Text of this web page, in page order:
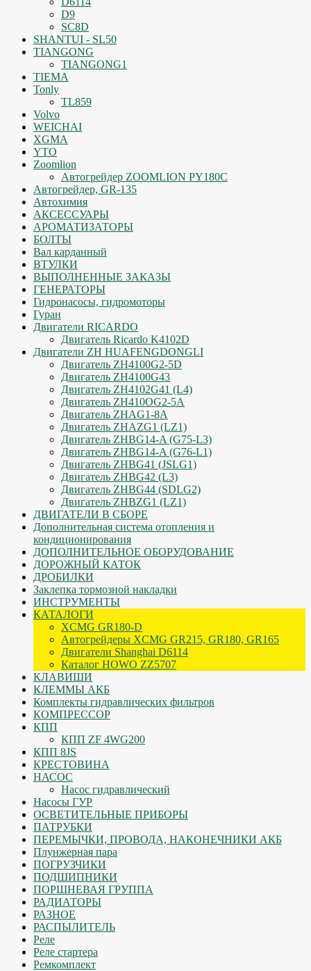
D9
SC8D
SHANTUI - SL50
TIANGONG
TIANGONG1
TIEMA
Tonly
TL859
Volvo
WEICHAI
XGMA
YTO
Zoomlion
Автогрейдер ZOOMLION PY180C
Автогрейдер, GR-135
Автохимия
АКСЕССУАРЫ
АРОМАТИЗАТОРЫ
БОЛТЫ
Вал карданный
ВТУЛКИ
ВЫПОЛНЕННЫЕ ЗАКАЗЫ
ГЕНЕРАТОРЫ
Гидронасосы, гидромоторы
Гуран
Двигатели RICARDO
Двигатель Ricardo K4102D
Двигатели ZH HUAFENGDONGLI
Двигатель ZH4100G2-5D
Двигатель ZH4100G43
Двигатель ZH4102G41 (L4)
Двигатель ZH410OG2-5A
Двигатель ZHAG1-8A
Двигатель ZHAZG1 (LZ1)
Двигатель ZHBG14-A (G75-L3)
Двигатель ZHBG14-A (G76-L1)
Двигатель ZHBG41 (JSLG1)
Двигатель ZHBG42 (L3)
Двигатель ZHBG44 (SDLG2)
Двигатель ZHBZG1 (LZ1)
ДВИГАТЕЛИ В СБОРЕ
Дополнительная система отопления и
кондиционирования
ДОПОЛНИТЕЛЬНОЕ ОБОРУДОВАНИЕ
ДОРОЖНЫЙ КАТОК
ДРОБИЛКИ
Заклепка тормозной накладки
ИНСТРУМЕНТЫ
КАТАЛОГИ
XCMG GR180-D
Автогрейдеры XCMG GR215, GR180, GR165
Двигатели Shanghai D6114
Каталог HOWO ZZ5707
КЛАВИШИ
КЛЕММЫ АКБ
Комплекты гидравлических фильтров
КОМПРЕССОР
КПП
КПП ZF 4WG200
КПП 8JS
КРЕСТОВИНА
НАСОС
Насос гидравлический
Насосы ГУР
ОСВЕТИТЕЛЬНЫЕ ПРИБОРЫ
ПАТРУБКИ
ПЕРЕМЫЧКИ, ПРОВОДА, НАКОНЕЧНИКИ АКБ
Плунжерная пара
ПОГРУЗЧИКИ
ПОДШИПНИКИ
ПОРШНЕВАЯ ГРУППА
РАДИАТОРЫ
РАЗНОЕ
РАСПЫЛИТЕЛЬ
Реле
Реле стартера
Ремкомплект